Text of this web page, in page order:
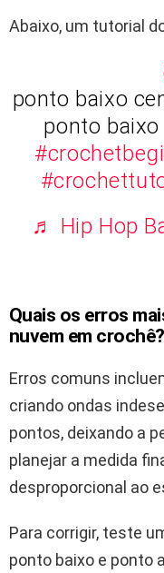
Abaixo, um tutorial
ponto baixo
ponto baixo
♬ Hip Hop
Quais os erros
nuvem em crochê?
Erros comuns
criando ondas
pontos, deixando a
planejar a medida
desproporcional ao
Para corrigir, teste
ponto baixo e ponto